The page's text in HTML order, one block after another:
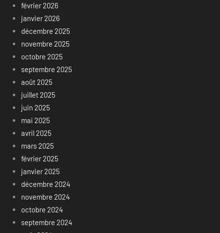
février 2026
janvier 2026
décembre 2025
novembre 2025
octobre 2025
septembre 2025
août 2025
juillet 2025
juin 2025
mai 2025
avril 2025
mars 2025
février 2025
janvier 2025
décembre 2024
novembre 2024
octobre 2024
septembre 2024